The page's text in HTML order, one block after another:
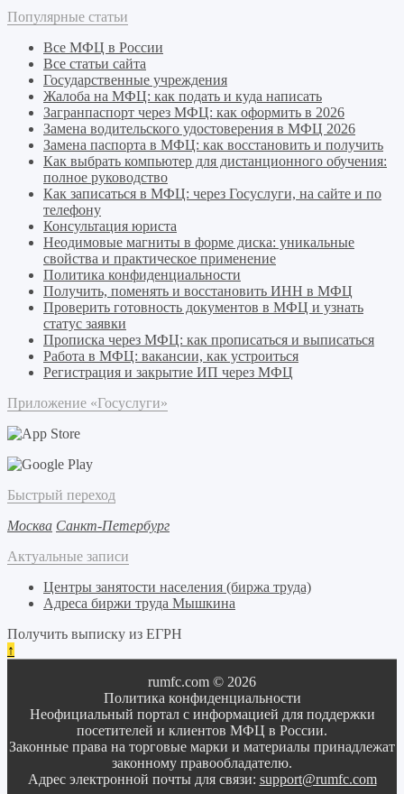
Популярные статьи
Все МФЦ в России
Все статьи сайта
Государственные учреждения
Жалоба на МФЦ: как подать и куда написать
Загранпаспорт через МФЦ: как оформить в 2026
Замена водительского удостоверения в МФЦ 2026
Замена паспорта в МФЦ: как восстановить и получить
Как выбрать компьютер для дистанционного обучения:
полное руководство
Как записаться в МФЦ: через Госуслуги, на сайте и по
телефону
Консультация юриста
Неодимовые магниты в форме диска: уникальные
свойства и практическое применение
Политика конфиденциальности
Получить, поменять и восстановить ИНН в МФЦ
Проверить готовность документов в МФЦ и узнать
статус заявки
Прописка через МФЦ: как прописаться и выписаться
Работа в МФЦ: вакансии, как устроиться
Регистрация и закрытие ИП через МФЦ
Приложение «Госуслуги»
Быстрый переход
Москва Санкт-Петербург
Актуальные записи
Центры занятости населения (биржа труда)
Адреса биржи труда Мышкина
Получить выписку из ЕГРН
↑
rumfc.com © 2026
Политика конфиденциальности
Неофициальный портал с информацией для поддержки
посетителей и клиентов МФЦ в России.
Законные права на торговые марки и материалы принадлежат
законному правообладателю.
Адрес электронной почты для связи: support@rumfc.com